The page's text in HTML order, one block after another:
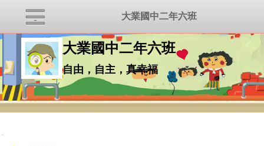
大業國中二年六班
自由，自主，真幸福
:::
大業國中二年六班